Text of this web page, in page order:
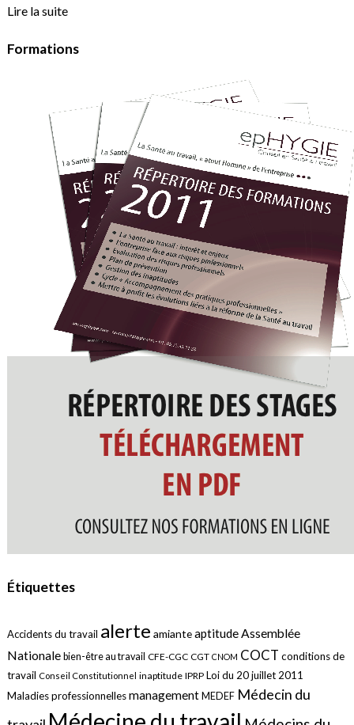
Lire la suite
Formations
Étiquettes
Accidents du travail alerte amianteaptitude Assemblée
Nationale bien-être au travail CFE-CGC CGT CNOM COCT conditions de
travail Conseil Constitutionnel inaptitude IPRP Loi du 20 juillet 2011
Maladies professionnellesmanagement MEDEF Médecin du